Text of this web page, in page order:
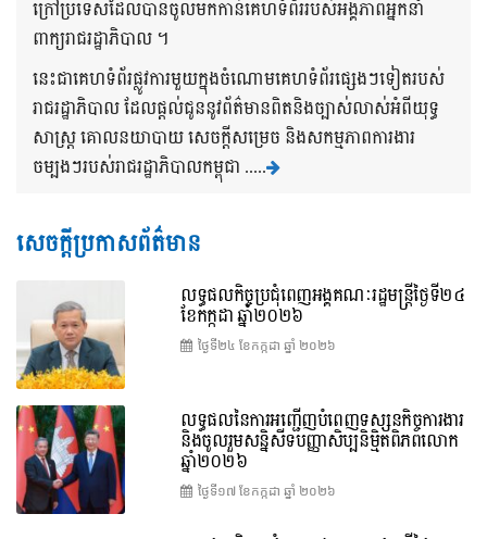
ក្រៅប្រទេសដែលបានចូលមកកាន់គេហទំព័ររបស់អង្គភាពអ្នកនាំ
ពាក្យរាជរដ្ឋាភិបាល ។
នេះជាគេហទំព័រផ្លូវការមួយក្នុងចំណោមគេហទំព័រផ្សេងៗទៀតរបស់
រាជរដ្ឋាភិបាល ដែលផ្តល់ជូននូវព័ត៌មានពិតនិងច្បាស់លាស់អំពីយុទ្ធ
សាស្រ្ត គោលនយាបាយ សេចក្តីសម្រេច និងសកម្មភាពការងារ
ចម្បងៗរបស់រាជរដ្ឋាភិបាលកម្ពុជា .....
សេចក្តីប្រកាសព័ត៌មាន
លទ្ធផលកិច្ចប្រជុំពេញអង្គគណៈរដ្ឋមន្រ្តីថ្ងៃទី២៤
ខែកក្កដា ឆ្នាំ២០២៦
ថ្ងៃទី២៤ ខែ​កក្កដា ឆ្នាំ ២០២៦
លទ្ធផលនៃការអញ្ជើញបំពេញទស្សនកិច្ចការងារ
និងចូលរួមសន្និសីទបញ្ញាសិប្បនិម្មិតពិភពលោក
ឆ្នាំ២០២៦
ថ្ងៃទី១៧ ខែ​កក្កដា ឆ្នាំ ២០២៦